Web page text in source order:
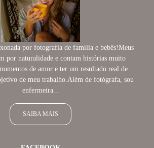
por fotografia de família e bebês!Meus
por naturalidade e contam histórias muito
de amor e ter um resultado real de
de meu trabalho.Além de fotógrafa, sou
enfermeira...
SAIBA MAIS